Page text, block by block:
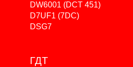
DW6001 (DCT 451)
D7UF1 (7DC)
DSG7
ГДТ